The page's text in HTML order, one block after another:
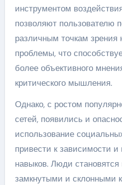
инструментом
позволяют пользователю
различным точкам зрения
проблемы, что
более объективного
критического мышления.
Однако, с ростом
сетей, появились и
использование
привести к зависимости
навыков. Люди становятся
замкнутыми и склонными